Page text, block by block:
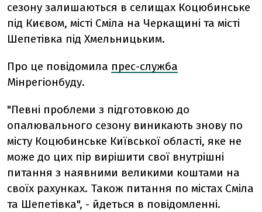
сезону залишаються в селищах Коцюбинське
під Києвом, місті Сміла на Черкащині та місті
Шепетівка під Хмельницьким.
Про це повідомила прес-служба
Мінрегіонбуду.
"Певні проблеми з підготовкою до
опалювального сезону виникають знову по
місту Коцюбинське Київської області, яке не
може до цих пір вирішити свої внутрішні
питання з наявними великими коштами на
своїх рахунках. Також питання по містах Сміла
та Шепетівка", - йдеться в повідомленні.